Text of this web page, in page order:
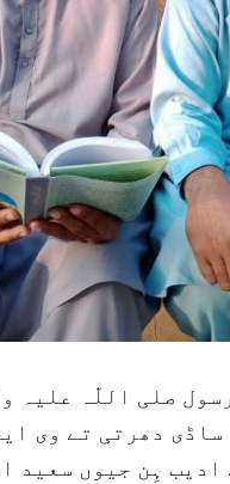
صلی اللّٰہ علیہ
دھرتی تے وی
ہِن جیوں سعید